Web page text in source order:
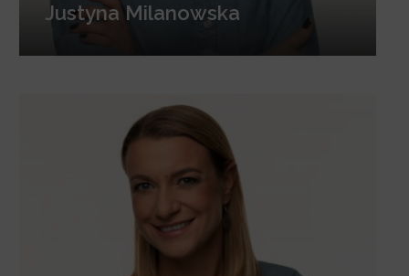
Justyna Milanowska